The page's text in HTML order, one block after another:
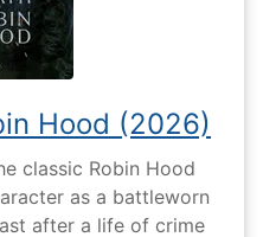
Hood (2026)
classic Robin Hood
as a battleworn
after a life of crime